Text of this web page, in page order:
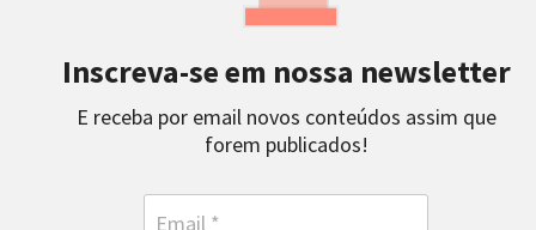
Inscreva-se em nossa newsletter
E receba por email novos conteúdos assim que
forem publicados!